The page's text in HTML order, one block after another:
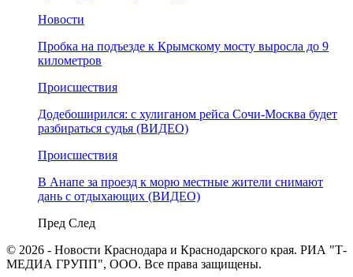
Новости
Пробка на подъезде к Крымскому мосту выросла до 9
километров
Происшествия
Додебоширился: с хулиганом рейса Сочи-Москва будет
разбираться судья (ВИДЕО)
Происшествия
В Анапе за проезд к морю местные жители снимают
дань с отдыхающих (ВИДЕО)
Пред След
© 2026 - Новости Краснодара и Краснодарского края. РИА "Т-
МЕДИА ГРУПП", ООО. Все права защищены.